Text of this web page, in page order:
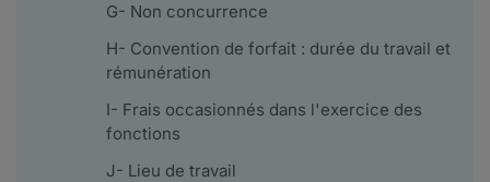
G- Non concurrence
H- Convention de forfait : durée du travail et
rémunération
I- Frais occasionnés dans l'exercice des
fonctions
J- Lieu de travail